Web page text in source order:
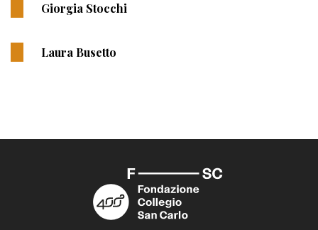
Giorgia Stocchi
Laura Busetto